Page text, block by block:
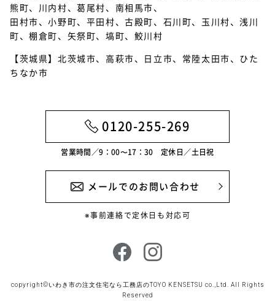
2022年7月
2022年6月
2022年5月
2022年3月
2022年2月
2022年1月
2021年12月
2021年11月
2021年9月
2021年8月
熊町、川内村、葛尾村、南相馬市、
田村市、小野町、平田村、古殿町、石川町、玉川村、浅川
町、棚倉町、矢祭町、塙町、鮫川村
【茨城県】北茨城市、高萩市、日立市、常陸太田市、ひた
ちなか市
0120-255-269
営業時間／9：00〜17：30 定休日／土日祝
メールでのお問い合わせ
※事前連絡で定休日も対応可
copyright©いわき市の注文住宅なら工務店のTOYO KENSETSU co.,Ltd. All Rights
Reserved